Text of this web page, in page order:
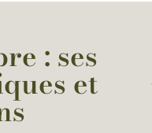
: ses
et